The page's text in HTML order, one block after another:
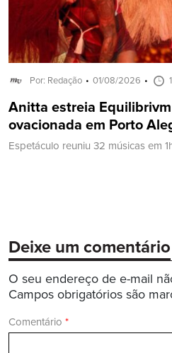
Por: Redação 01/08/2026
Anitta estreia
ovacionada em Porto
Espetáculo reuniu 32 músicas em
Deixe um comentário
O seu endereço de e-mail
Campos obrigatórios são
Comentário *